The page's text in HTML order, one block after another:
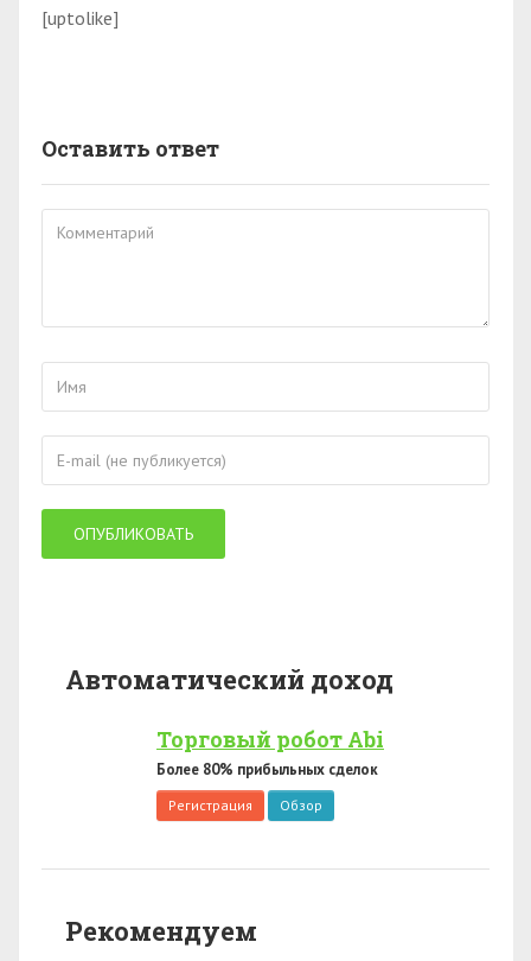
[uptolike]
Оставить ответ
Автоматический доход
Торговый робот Abi
Более 80% прибыльных сделок
Регистрация Обзор
Рекомендуем